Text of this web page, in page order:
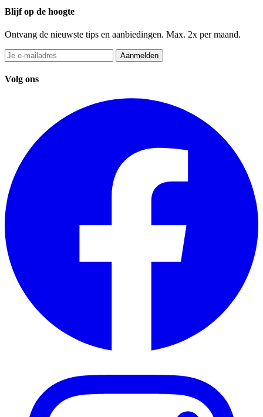
Blijf op de hoogte
Ontvang de nieuwste tips en aanbiedingen. Max. 2x per maand.
Aanmelden
Volg ons